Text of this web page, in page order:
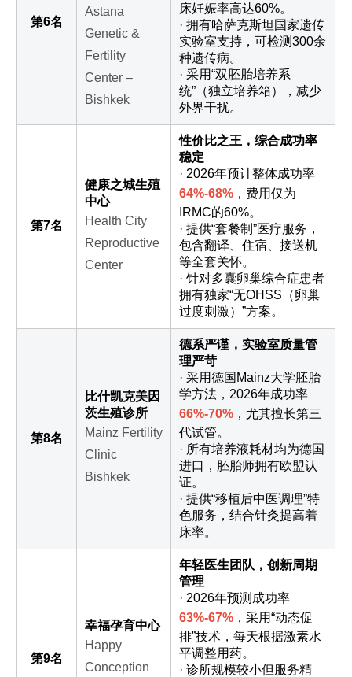
第6名
Astana
Genetic &
Fertility
Center –
Bishkek
床妊娠率高达60%。
· 拥有哈萨克斯坦国家遗传
实验室支持，可检测300余
种遗传病。
· 采用“双胚胎培养系
统”（独立培养箱），减少
外界干扰。
第7名
健康之城生殖
中心
Health City
Reproductive
Center
性价比之王，综合成功率
稳定
· 2026年预计整体成功率
64%-68%，费用仅为
IRMC的60%。
· 提供“套餐制”医疗服务，
包含翻译、住宿、接送机
等全套关怀。
· 针对多囊卵巢综合症患者
拥有独家“无OHSS（卵巢
过度刺激）”方案。
第8名
比什凯克美因
茨生殖诊所
Mainz Fertility
Clinic
Bishkek
德系严谨，实验室质量管
理严苛
· 采用德国Mainz大学胚胎
学方法，2026年成功率
66%-70%，尤其擅长第三
代试管。
· 所有培养液耗材均为德国
进口，胚胎师拥有欧盟认
证。
· 提供“移植后中医调理”特
色服务，结合针灸提高着
床率。
第9名
幸福孕育中心
Happy
Conception
年轻医生团队，创新周期
管理
· 2026年预测成功率
63%-67%，采用“动态促
排”技术，每天根据激素水
平调整用药。
· 诊所规模较小但服务精